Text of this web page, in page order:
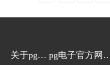
关于pg电 pg电子官方网